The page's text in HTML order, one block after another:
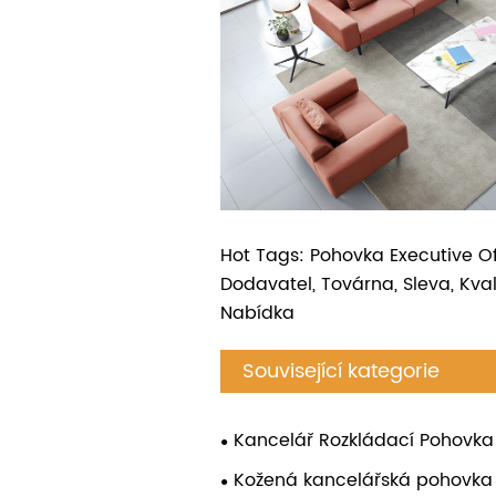
Hot Tags: Pohovka Executive
Dodavatel, Továrna, Sleva,
Nabídka
Související kategorie
Kancelář Rozkládací Pohovka
Kožená kancelářská pohovka